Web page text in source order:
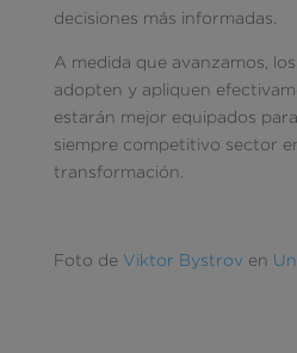
decisiones más informadas.
A medida que avanzamos,
adopten y apliquen
estarán mejor equipados
siempre competitivo sector
transformación.
Foto de Viktor Bystroven